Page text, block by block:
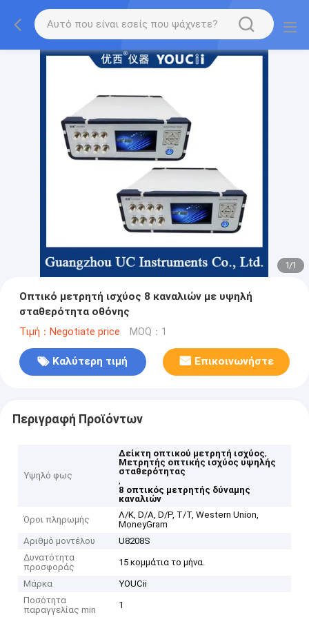
1/1
Οπτικό μετρητή ισχύος 8 καναλιών με υψηλή
σταθερότητα οθόνης
Τιμή：Negotiate price MOQ：1
Καλύτερη τιμή Επικοινωνήστε
Περιγραφή Προϊόντων
Υψηλό φως
Δείκτη οπτικού μετρητή ισχύος,
Μετρητής οπτικής ισχύος υψηλής
σταθερότητας
,
8 οπτικός μετρητής δύναμης
καναλιών
Όροι πληρωμής
Λ/Κ, D/A, D/P, T/T, Western Union,
MoneyGram
Αριθμό μοντέλου
U8208S
Δυνατότητα
προσφοράς
15 κομμάτια το μήνα.
Μάρκα
YOUCii
Ποσότητα
παραγγελίας min
1